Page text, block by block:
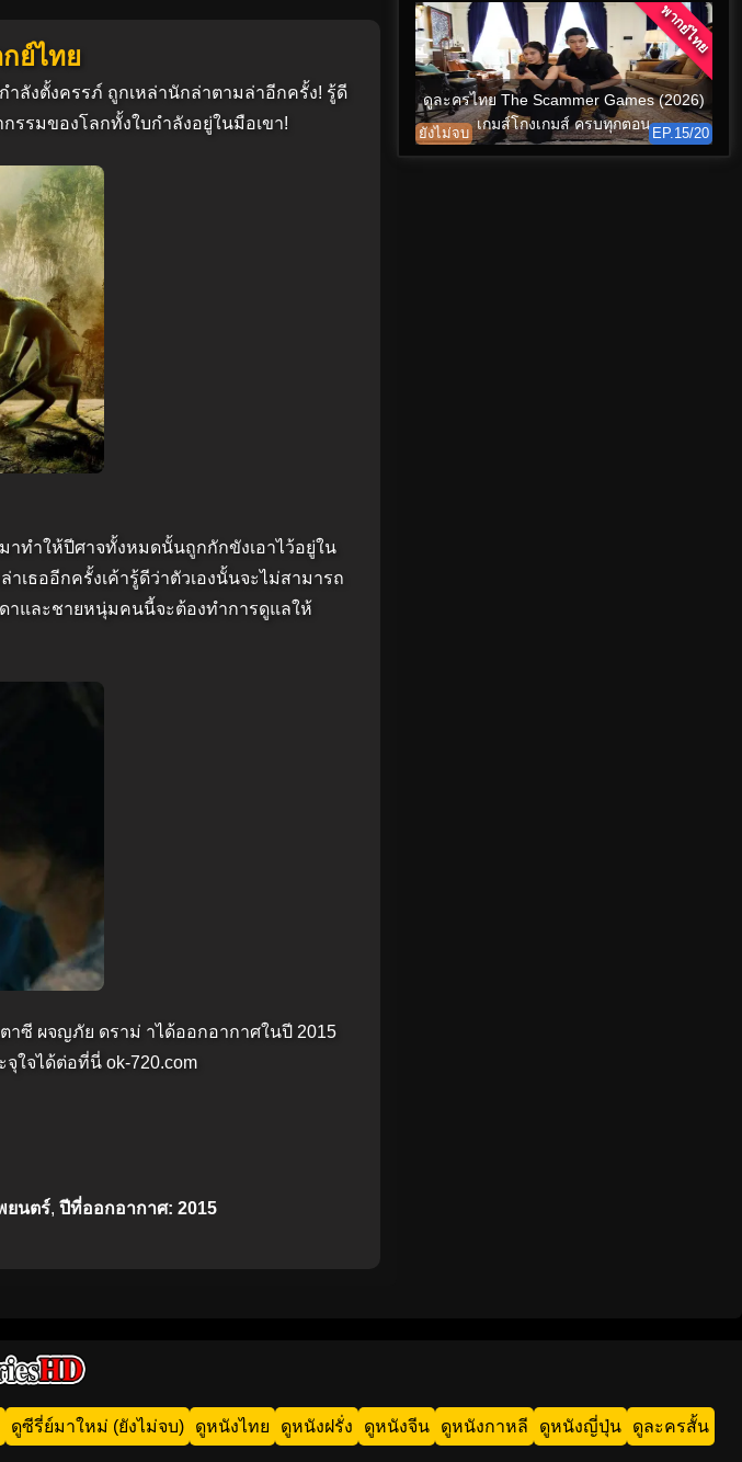
ย์ไทย
ลังตั้งครรภ์ ถูกเหล่านักล่าตามล่าอีกครั้ง! รู้ดี
รรมของโลกทั้งใบกำลังอยู่ในมือเขา!
าทำให้ปีศาจทั้งหมดนั้นถูกกักขังเอาไว้อยู่ใน
ธออีกครั้งเค้ารู้ดีว่าตัวเองนั้นจะไม่สามารถ
าและชายหนุ่มคนนี้จะต้องทำการดูแลให้
าซี ผจญภัย ดราม่ าได้ออกอากาศในปี 2015
ใจได้ต่อที่นี่ ok-720.com
ยนตร์, ปีที่ออกอากาศ: 2015
ดูละครไทย The Scammer Games (2026)
เกมส์โกงเกมส์ ครบทุกตอน
ยังไม่จบ EP.15/20
พากย์ไทย
ดูซีรี่ย์มาใหม่ (ยังไม่จบ) ดูหนังไทย ดูหนังฝรั่ง ดูหนังจีน ดูหนังกาหลี ดูหนังญี่ปุ่น ดูละครสั้น